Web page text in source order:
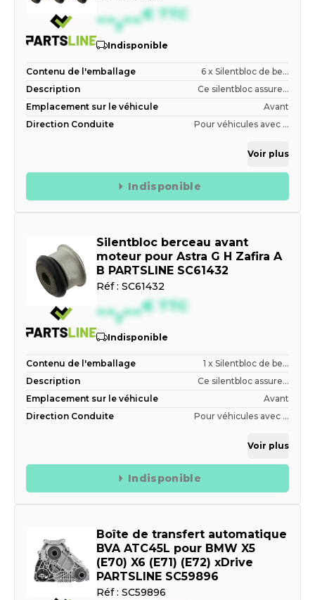
--,--€ TTC
Indisponible
Contenu de l'emballage
6 x Silentbloc de be...
Description
Ce silentbloc assure...
Emplacement sur le véhicule
Avant
Direction Conduite
Pour véhicules avec ...
Voir plus
Indisponible
Silentbloc berceau avant
moteur pour Astra G H Zafira A
B PARTSLINE SC61432
Réf : SC61432
--,--€ TTC
Indisponible
Contenu de l'emballage
1 x Silentbloc de be...
Description
Ce silentbloc assure...
Emplacement sur le véhicule
Avant
Direction Conduite
Pour véhicules avec ...
Voir plus
Indisponible
Boîte de transfert automatique
BVA ATC45L pour BMW X5
(E70) X6 (E71) (E72) xDrive
PARTSLINE SC59896
Réf : SC59896